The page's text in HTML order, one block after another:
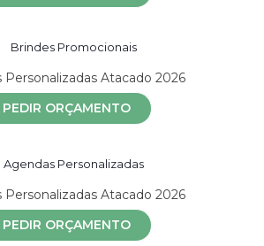
Personalizadas Atacado 2026
PEDIR ORÇAMENTO
Personalizadas Atacado 2026
PEDIR ORÇAMENTO